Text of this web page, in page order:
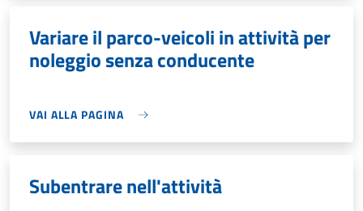
Variare il parco-veicoli in attività per
noleggio senza conducente
VAI ALLA PAGINA
Subentrare nell'attività